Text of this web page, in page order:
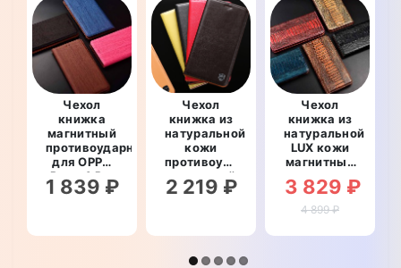
Чехол
книжка
магнитный
противоударный
для OPPO
Reno 4 Pro
"WOODER"
1 839 ₽
Чехол
книжка из
натуральной
кожи
противоударный
магнитный
для OPPO
2 219 ₽
Чехол
книжка из
натуральной
LUX кожи
магнитный
противоударный
для OPPO
Reno 4 Pro
LUXURY"
3 829 ₽
4 899 ₽